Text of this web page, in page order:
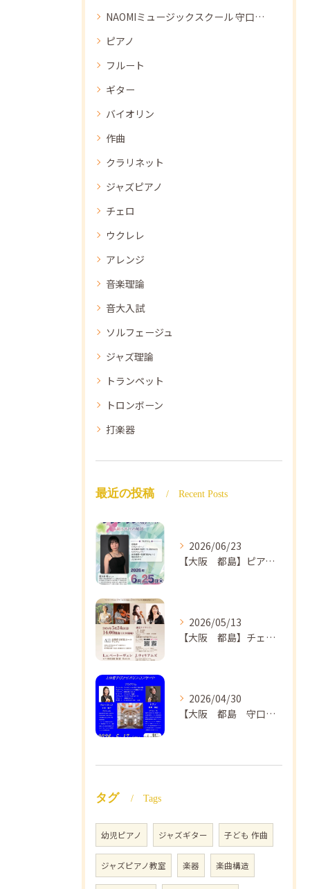
NAOMIミュージックスクール 守口教室
ピアノ
フルート
ギター
バイオリン
作曲
クラリネット
ジャズピアノ
チェロ
ウクレレ
アレンジ
音楽理論
音大入試
ソルフェージュ
ジャズ理論
トランペット
トロンボーン
打楽器
最近の投稿 Recent Posts
2026/06/23
【大阪 都島】ピアノ教室ならNAOMIミュージックスクール ピアノ講師 佐々木唯先生のコンサートのご案内🎵
2026/05/13
【大阪 都島】チェロ教室 NAOMIミュージックスクール❣️チェリスト中島紗理先生のコンサートのご案内🎵
2026/04/30
【大阪 都島 守口】ヴァイオリン教室❣️NAOMIミュージックスクール🎵ヴァイオリン講師 上田哲子先生のコンサートのご案内❗️
タグ Tags
幼児ピアノ ジャズギター 子ども 作曲
ジャズピアノ教室 楽器 楽曲構造